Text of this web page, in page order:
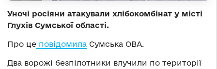
Уночі росіяни атакували хлібокомбінат у місті
Глухів Сумської області.
Про це повідомила Сумська ОВА.
Два ворожі безпілотники влучили по території